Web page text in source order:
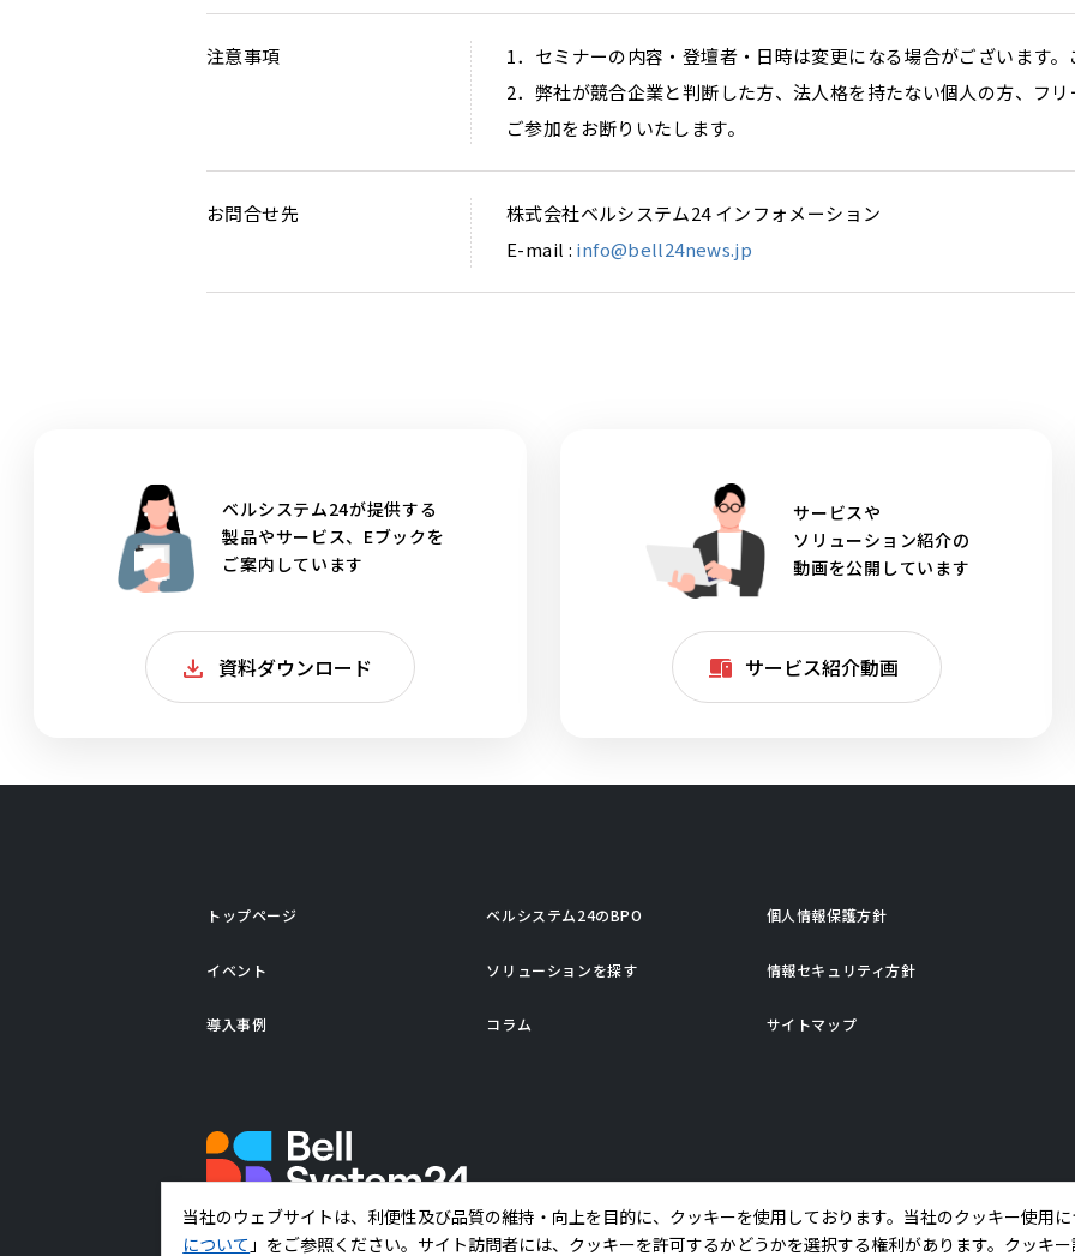
注意事項
1．セミナーの内容・登壇者・日時は変更になる場合がございます。
2．弊社が競合企業と判断した方、法人格を持たない個人の方、フ
ご参加をお断りいたします。
お問合せ先
株式会社ベルシステム24 インフォメーション
E-mail : info@bell24news.jp
ベルシステム24が提供する
製品やサービス、Eブックを
ご案内しています
資料ダウンロード
サービスや
ソリューション紹介の
動画を公開しています
サービス紹介動画
トップページ
イベント
導入事例
ベルシステム24のBPO
ソリューションを探す
コラム
個人情報保護方針
情報セキュリティ方針
サイトマップ
コーポレートサイトはこちら
当社のウェブサイトは、利便性及び品質の維持・向上を目的に、クッキーを使用しております。当社のクッキー使用
について 」をご参照ください。サイト訪問者には、クッキーを許可するかどうかを選択する権利があります。クッキ